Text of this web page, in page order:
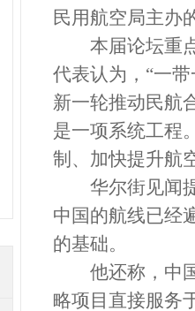
民用航空局主办
本届论坛重点
代表认为，“一
新一轮推动民航
是一项系统工程
制、加快提升航
华尔街见闻提
中国的航线已经
的基础。
他还称，中国
略项目直接服务